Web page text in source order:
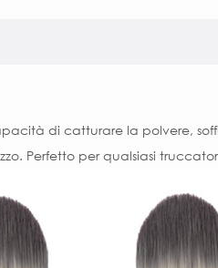
di catturare la polvere,
Perfetto per qualsiasi